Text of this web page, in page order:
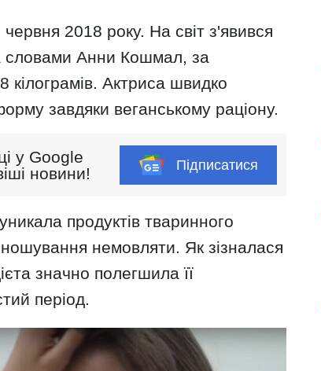
2018 року. На світ з'явився
словами Анни Кошмал, за
кілограмів. Актриса швидко
завдяки веганському раціону.
у Google
новини!
Підписатися
продуктів тваринного
немовляти. Як зізналася
значно полегшила її
період.